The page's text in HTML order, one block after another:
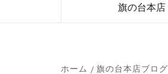
旗の台本店
ホーム 旗の台本店ブログ